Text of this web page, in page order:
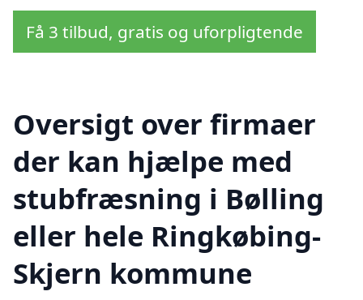
Få 3 tilbud, gratis og uforpligtende
Oversigt over firmaer
der kan hjælpe med
stubfræsning i Bølling
eller hele Ringkøbing-
Skjern kommune